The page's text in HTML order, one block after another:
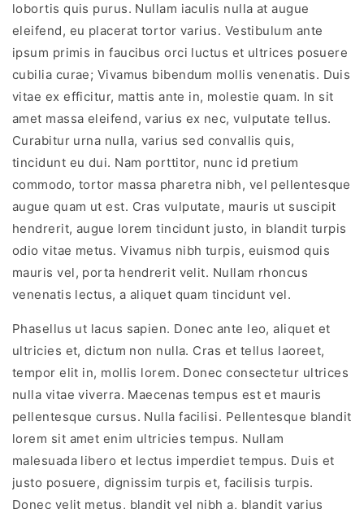
lobortis quis purus. Nullam iaculis nulla at augue
eleifend, eu placerat tortor varius. Vestibulum ante
ipsum primis in faucibus orci luctus et ultrices posuere
cubilia curae; Vivamus bibendum mollis venenatis. Duis
vitae ex efficitur, mattis ante in, molestie quam. In sit
amet massa eleifend, varius ex nec, vulputate tellus.
Curabitur urna nulla, varius sed convallis quis,
tincidunt eu dui. Nam porttitor, nunc id pretium
commodo, tortor massa pharetra nibh, vel pellentesque
augue quam ut est. Cras vulputate, mauris ut suscipit
hendrerit, augue lorem tincidunt justo, in blandit turpis
odio vitae metus. Vivamus nibh turpis, euismod quis
mauris vel, porta hendrerit velit. Nullam rhoncus
venenatis lectus, a aliquet quam tincidunt vel.
Phasellus ut lacus sapien. Donec ante leo, aliquet et
ultricies et, dictum non nulla. Cras et tellus laoreet,
tempor elit in, mollis lorem. Donec consectetur ultrices
nulla vitae viverra. Maecenas tempus est et mauris
pellentesque cursus. Nulla facilisi. Pellentesque blandit
lorem sit amet enim ultricies tempus. Nullam
malesuada libero et lectus imperdiet tempus. Duis et
justo posuere, dignissim turpis et, facilisis turpis.
Donec velit metus, blandit vel nibh a, blandit varius